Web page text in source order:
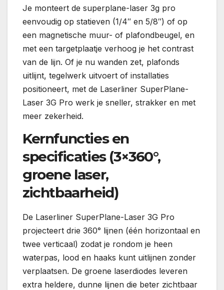
Je monteert de superplane-laser 3g pro
eenvoudig op statieven (1/4″ en 5/8″) of op
een magnetische muur- of plafondbeugel, en
met een targetplaatje verhoog je het contrast
van de lijn. Of je nu wanden zet, plafonds
uitlijnt, tegelwerk uitvoert of installaties
positioneert, met de Laserliner SuperPlane-
Laser 3G Pro werk je sneller, strakker en met
meer zekerheid.
Kernfuncties en
specificaties (3×360°,
groene laser,
zichtbaarheid)
De Laserliner SuperPlane-Laser 3G Pro
projecteert drie 360° lijnen (één horizontaal en
twee verticaal) zodat je rondom je heen
waterpas, lood en haaks kunt uitlijnen zonder
verplaatsen. De groene laserdiodes leveren
extra heldere, dunne lijnen die beter zichtbaar